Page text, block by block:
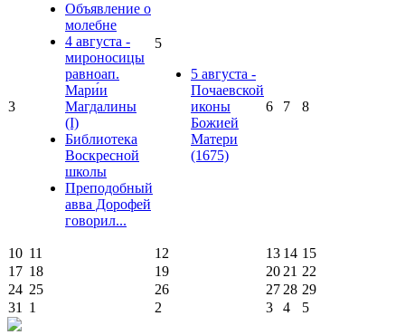
3
Объявление о
молебне
4 августа -
мироносицы
равноап.
Мари́и
Магдалины
(I)
Библиотека
Воскресной
школы
Преподобный
авва Дорофей
говорил...
5
5 августа -
Почаевской
иконы
Божией
Матери
(1675)
6 7 8
10 11 12 13 14 15
17 18 19 20 21 22
24 25 26 27 28 29
31
1 2 3 4 5